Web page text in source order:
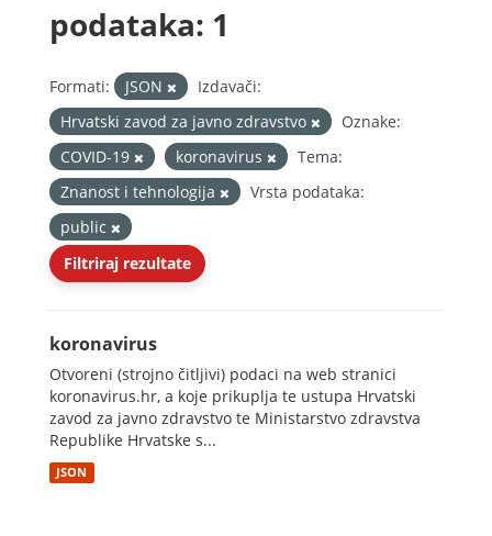
podataka: 1
Formati: JSON
Izdavači:
Hrvatski zavod za javno zdravstvo
Oznake:
COVID-19
koronavirus
Tema:
Znanost i tehnologija
Vrsta podataka:
public
Filtriraj rezultate
koronavirus
Otvoreni (strojno čitljivi) podaci na web stranici
koronavirus.hr, a koje prikuplja te ustupa Hrvatski
zavod za javno zdravstvo te Ministarstvo zdravstva
Republike Hrvatske s...
JSON